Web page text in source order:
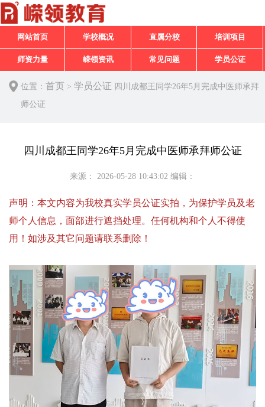
网站首页 学校概况 直属分校 培训项目
师资力量 嵘领资讯 常见问题 学员公证
位置： 首页 > 学员公证 四川成都王同学26年5月完成中医师承拜
师公证
四川成都王同学26年5月完成中医师承拜师公证
来源： 2026-05-28 10:43:02 编辑：
声明：本文内容为我校真实学员公证实拍，为保护学员及老
师个人信息，面部进行遮挡处理。任何机构和个人不得使
用！如涉及其它问题请联系删除！